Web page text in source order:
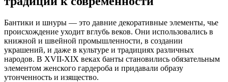
Бантики и шнуры — это давние декоративные элементы, чье
происхождение уходит вглубь веков. Они использовались в
книжной и швейной промышленности, в создании
украшений, и даже в культуре и традициях различных
народов. В XVII-XIX веках банты становились обязательным
элементом женского гардероба и придавали образу
утонченность и изящество.